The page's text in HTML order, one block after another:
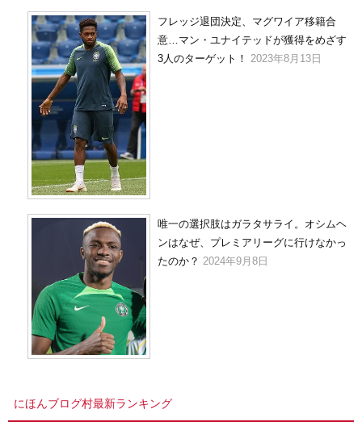
フレッジ退団決定、マグワイア移籍合
意…マン・ユナイテッドが獲得をめざす
3人のターゲット！ 2023年8月13日
唯一の選択肢はガラタサライ。オシムヘ
ンはなぜ、プレミアリーグに行けなかっ
たのか？ 2024年9月8日
にほんブログ村最新ランキング